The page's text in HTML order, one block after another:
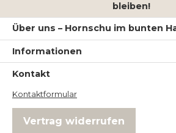
bleiben!
Über uns – Hornschu im bunten
Informationen
Kontakt
Kontaktformular
Vertrag widerrufen